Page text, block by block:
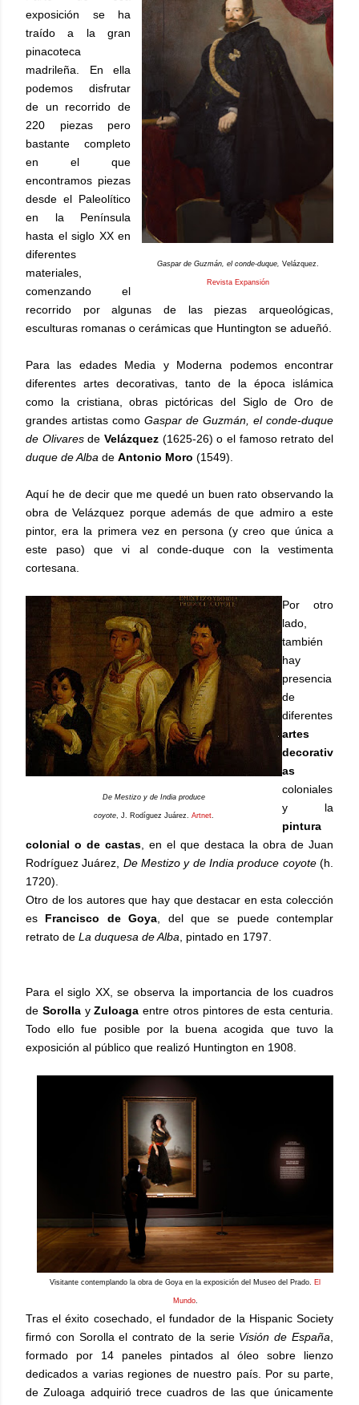
Gaspar de Guzmán, el conde-duque, Velázquez.
Revista Expansión
exposición se ha
traído a la gran
pinacoteca
madrileña. En ella
podemos disfrutar
de un recorrido de
220 piezas pero
bastante completo
en el que
encontramos piezas
desde el Paleolítico
en la Península
hasta el siglo XX en
diferentes
materiales,
comenzando el
recorrido por algunas de las piezas arqueológicas,
esculturas romanas o cerámicas que Huntington se adueñó.
Para las edades Media y Moderna podemos encontrar
diferentes artes decorativas, tanto de la época islámica
como la cristiana, obras pictóricas del Siglo de Oro de
grandes artistas como Gaspar de Guzmán, el conde-duque
de OlivaresdeVelázquez (1625-26) o el famoso retrato del
duque de Alba de Antonio Moro (1549).
Aquí he de decir que me quedé un buen rato observando la
obra de Velázquez porque además de que admiro a este
pintor, era la primera vez en persona (y creo que única a
este paso) que vi al conde-duque con la vestimenta
cortesana.
De Mestizo y de India produce
coyote, J. Rodíguez Juárez. Artnet.
Por otro
lado,
también
hay
presencia
de
diferentes
artes
decorativ
as
coloniales
y la
pintura
colonial o de castas , en el que destaca la obra de Juan
Rodríguez Juárez, De Mestizo y de India produce coyote(h.
1720).
Otro de los autores que hay que destacar en esta colección
es Francisco de Goya , del que se puede contemplar
retrato de La duquesa de Alba , pintado en 1797.
Para el siglo XX, se observa la importancia de los cuadros
de SorollayZuloaga entre otros pintores de esta centuria.
Todo ello fue posible por la buena acogida que tuvo la
exposición al público que realizó Huntington en 1908.
Visitante contemplando la obra de Goya en la exposición del Museo del Prado. El
Mundo.
Tras el éxito cosechado, el fundador de la Hispanic Society
firmó con Sorolla el contrato de la serie Visión de España
formado por 14 paneles pintados al óleo sobre lienzo
dedicados a varias regiones de nuestro país. Por su parte,
de Zuloaga adquirió trece cuadros de las que únicamente